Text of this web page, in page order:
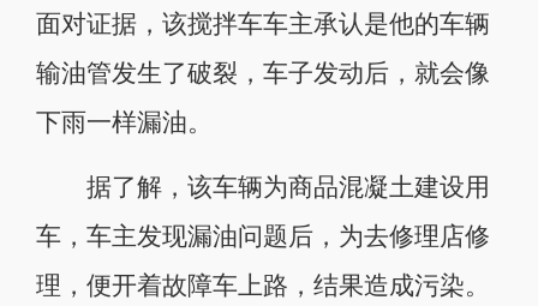
面对证据，该搅拌车车主承认是他的车辆
输油管发生了破裂，车子发动后，就会像
下雨一样漏油。
据了解，该车辆为商品混凝土建设用
车，车主发现漏油问题后，为去修理店修
理，便开着故障车上路，结果造成污染。